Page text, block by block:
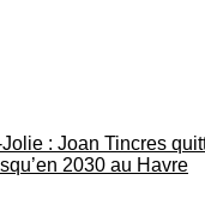
: Joan Tincres
2030 au Havre